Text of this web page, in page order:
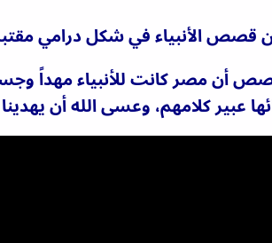
قصص الأنبياء في شكل درامي
أن مصر كانت للأنبياء مهداً
عبير كلامهم، وعسى الله أن